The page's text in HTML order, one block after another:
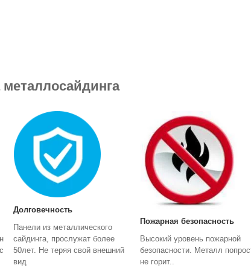
Долговечность
Панели из металлического
сайдинга, прослужат более
50лет. Не теряя свой внешний
вид
Пожарная безопасность
Высокий уровень пожарной
безопасности. Металл
не горит..